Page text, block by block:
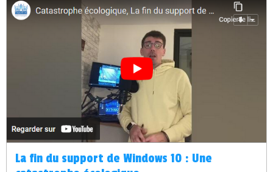
La fin du support de Windows 10 : Une